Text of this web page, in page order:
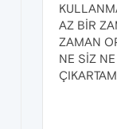
AZ BİR
ZAMAN
NE SİZ